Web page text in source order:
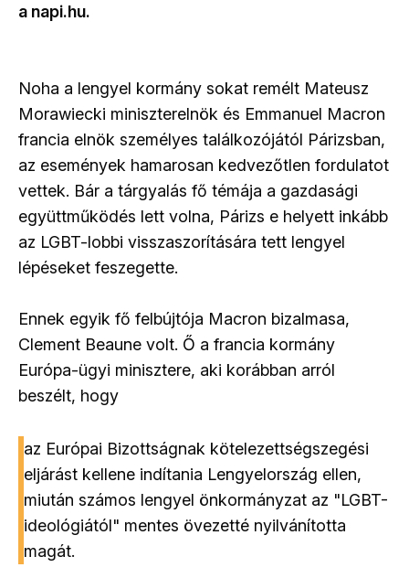
a napi.hu.
Noha a lengyel kormány sokat remélt Mateusz
Morawiecki miniszterelnök és Emmanuel Macron
francia elnök személyes találkozójától Párizsban,
az események hamarosan kedvezőtlen fordulatot
vettek. Bár a tárgyalás fő témája a gazdasági
együttműködés lett volna, Párizs e helyett inkább
az LGBT-lobbi visszaszorítására tett lengyel
lépéseket feszegette.
Ennek egyik fő felbújtója Macron bizalmasa,
Clement Beaune volt. Ő a francia kormány
Európa-ügyi minisztere, aki korábban arról
beszélt, hogy
az Európai Bizottságnak kötelezettségszegési
eljárást kellene indítania Lengyelország ellen,
miután számos lengyel önkormányzat az "LGBT-
ideológiától" mentes övezetté nyilvánította
magát.